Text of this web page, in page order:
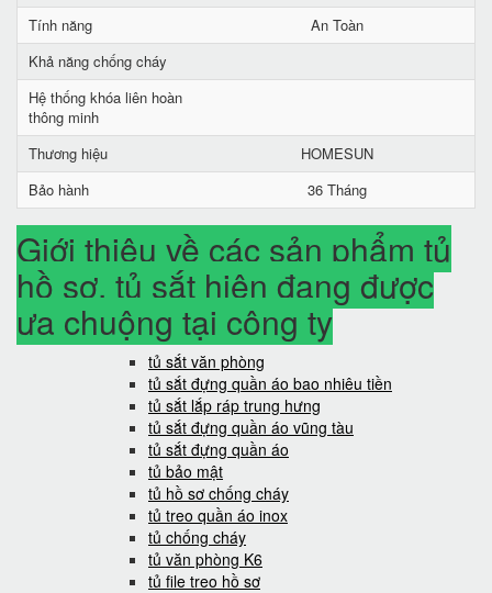
Tính năng
An Toàn
Khả năng chống cháy
Hệ thống khóa liên hoàn
thông minh
Thương hiệu
HOMESUN
Bảo hành
36 Tháng
Giới thiệu về các sản phẩm tủ
hồ sơ, tủ sắt hiện đang được
ưa chuộng tại công ty
tủ sắt văn phòng
tủ sắt đựng quần áo bao nhiêu tiền
tủ sắt lắp ráp trung hưng
tủ sắt đựng quần áo vũng tàu
tủ sắt đựng quần áo
tủ bảo mật
tủ hồ sơ chống cháy
tủ treo quần áo inox
tủ chống cháy
tủ văn phòng K6
tủ file treo hồ sơ